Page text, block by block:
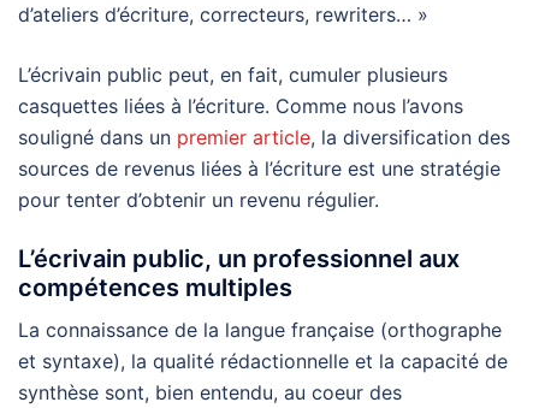
d’ateliers d’écriture, correcteurs, rewriters… »
L’écrivain public peut, en fait, cumuler plusieurs
casquettes liées à l’écriture. Comme nous l’avons
souligné dans un premier article, la diversification des
sources de revenus liées à l’écriture est une stratégie
pour tenter d’obtenir un revenu régulier.
L’écrivain public, un professionnel aux
compétences multiples
La connaissance de la langue française (orthographe
et syntaxe), la qualité rédactionnelle et la capacité de
synthèse sont, bien entendu, au coeur des